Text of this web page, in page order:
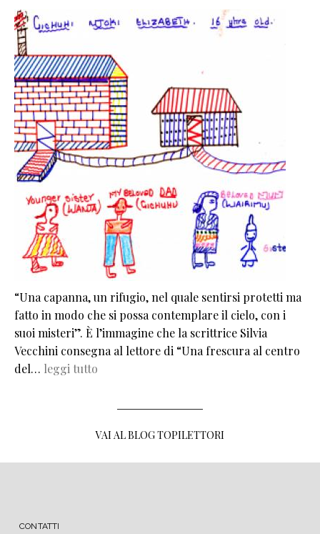
“Una capanna, un rifugio, nel quale sentirsi protetti ma
fatto in modo che si possa contemplare il cielo, con i
suoi misteri”. È l’immagine che la scrittrice Silvia
Vecchini consegna al lettore di “Una frescura al centro
del… leggi tutto
VAI AL BLOG TOPILETTORI
MENU FOOTER
CONTATTI